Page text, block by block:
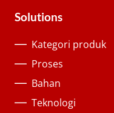
Solutions
Kategori produk
Proses
Bahan
Teknologi